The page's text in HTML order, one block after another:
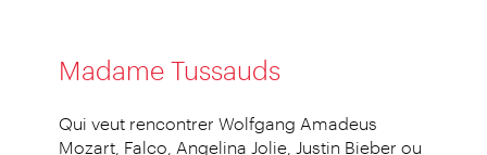
Madame Tussauds
Qui veut rencontrer Wolfgang Amadeus
Mozart, Falco, Angelina Jolie, Justin Bieber ou